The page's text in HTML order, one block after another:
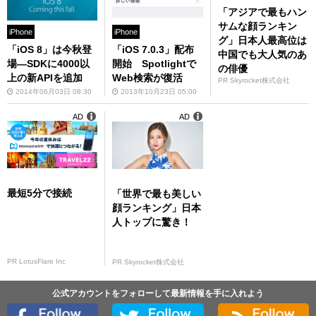
iPhone
「iOS 8」は今秋登
場—SDKに4000以
上の新APIを追加
2014年06月03日 08:30
iPhone
「iOS 7.0.3」配布
開始 Spotlightで
Web検索が復活
2013年10月23日 05:00
「アジアで最もハン
サムな顔ランキン
グ」日本人最高位は
中国でも大人気のあ
の俳優
PR Skyrocket株式会社
最短5分で接続
PR LotusFlare Inc
AD
「世界で最も美しい
顔ランキング」日本
人トップに驚き！
PR Skyrocket株式会社
AD
公式アカウントをフォローして最新情報を手に入れよう